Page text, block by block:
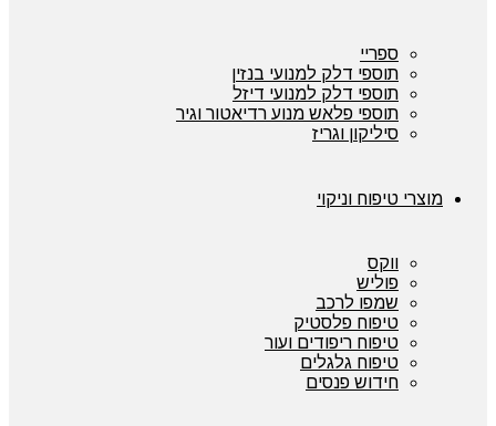
ספריי
תוספי דלק למנועי בנזין
תוספי דלק למנועי דיזל
תוספי פלאש מנוע רדיאטור וגיר
סיליקון וגריז
מוצרי טיפוח וניקוי
ווקס
פוליש
שמפו לרכב
טיפוח פלסטיק
טיפוח ריפודים ועור
טיפוח גלגלים
חידוש פנסים